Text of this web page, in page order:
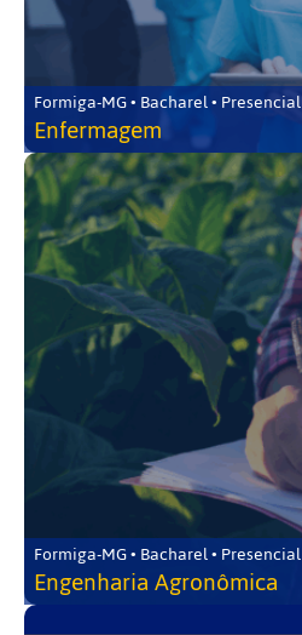
Formiga-MG • Bacharel • Presencial
Enfermagem
Formiga-MG • Bacharel • Presencial
Engenharia Agronômica